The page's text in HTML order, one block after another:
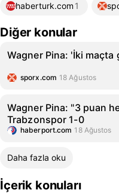
haberturk.com 1
Diğer konular
Wagner Pina: 'İki maçta
sporx.com 18 Ağustos
Wagner Pina: "3 puan
Trabzonspor 1-0
haberport.com 18 Ağustos
Daha fazla oku
İçerik konuları